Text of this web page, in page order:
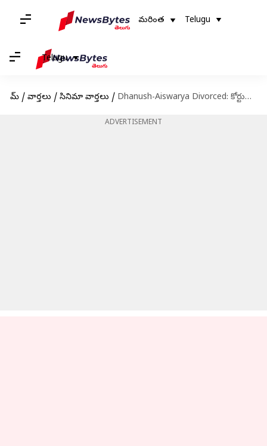
మరింత Telugu
Telugu
హోమ్ / వార్తలు / సినిమా వార్తలు / Dhanush-Aiswarya Divorced: కోర్టులో విడాకులకు దరఖాస్తు చేసిన ధనుష్..ఐశ్వర్య దంపతులు
ADVERTISEMENT